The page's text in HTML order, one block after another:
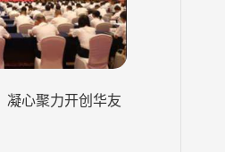
凝心聚力开创华友